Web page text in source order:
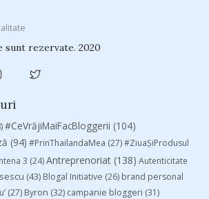
rezervate. 2020
#CeVrăjiMaiFacBloggerii (104)
(94) #PrinThailandaMea (27)#ZiuaȘiProdusul
3 (24)Antreprenoriat (138) Autenticitate
(43) Blogal Initiative (26) brand personal
(27) Byron (32) campanie bloggeri (31)